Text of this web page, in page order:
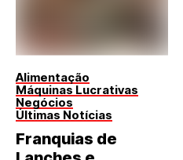
Alimentação
Máquinas Lucrativas
Negócios
Últimas Notícias
Franquias de